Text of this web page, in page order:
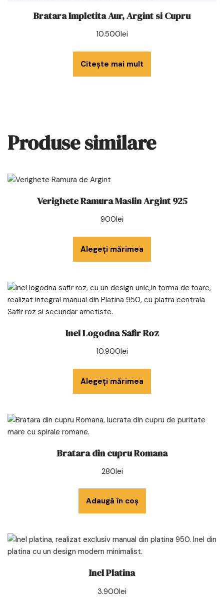
Bratara Impletita Aur, Argint si Cupru
10.500lei
Citește mai mult
Produse similare
Verighete Ramura Maslin Argint 925
900lei
Alegeți mărimea
Inel Logodna Safir Roz
10.900lei
Alegeți mărimea
Bratara din cupru Romana
280lei
Adaugă în coș
Inel Platina
3.900lei